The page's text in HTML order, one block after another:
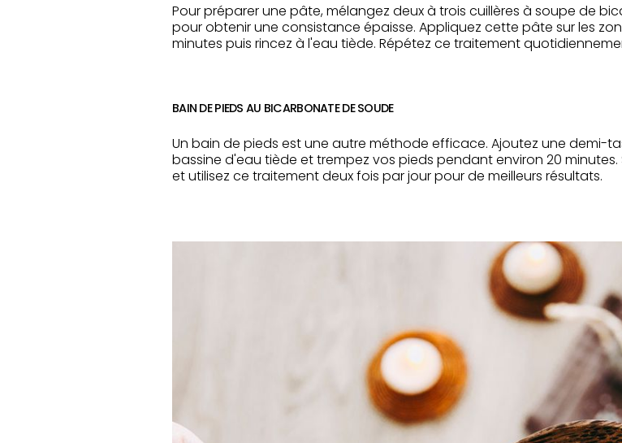
Pour préparer une pâte, mélangez deux à trois cuillères à soupe de
pour obtenir une consistance épaisse. Appliquez cette pâte sur les
minutes puis rincez à l'eau tiède. Répétez ce traitement
BAIN DE PIEDS AU BICARBONATE DE SOUDE
Un bain de pieds est une autre méthode efficace. Ajoutez une demi-
bassine d'eau tiède et trempez vos pieds pendant environ 20
et utilisez ce traitement deux fois par jour pour de meilleurs résultats.